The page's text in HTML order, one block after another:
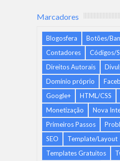
Marcadores
Blogosfera
Botões/
Contadores
Códigos/
Direitos Autorais
Domínio próprio
Google+
HTML/CSS
Monetização
Nova
Primeiros Passos
SEO
Template/Layout
Templates Gratuitos